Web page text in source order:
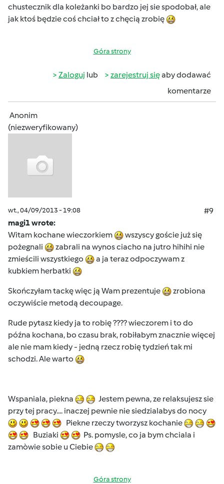
chustecznik dla koleżanki bo bardzo jej sie spodobał, ale
jak ktoś będzie coś chciał to z chęcią zrobię
Góra strony
Zaloguj lub zarejestruj sięaby dodawać
komentarze
Anonim
(niezweryfikowany)
wt., 04/09/2013 - 19:08
#9
magi1 wrote:
Witam kochane wieczorkiem
wszyscy goście już się
pożegnali
zabrali na wynos ciacho na jutro hihihi nie
zmieścili wszystkiego
a ja teraz odpoczywam z
kubkiem herbatki
Skończyłam tackę więc ją Wam prezentuje
zrobiona
oczywiście metodą decoupage.
Rude pytasz kiedy ja to robię ???? wieczorem i to do
późna kochana, bo czasu brak, robiłabym znacznie więcej
ale nie mam kiedy - jedną rzecz robię tydzień tak mi
schodzi. Ale warto
Wspaniala, piekna
Jestem pewna, ze relaksujesz sie
przy tej pracy.... inaczej pewnie nie siedzialabys do nocy
Piekne rzeczy tworzysz kochanie
Buziaki
Ps. pomysle, co ja bym chciala i
zamòwie sobie u Ciebie
Góra strony